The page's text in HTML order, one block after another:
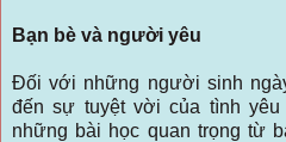
Bạn bè và người yêu
Đối với những người sinh
đến sự tuyệt vời của tình
những bài học quan trọng từ